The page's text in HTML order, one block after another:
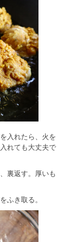
入れたら、火を
れても大丈夫で
裏返す。厚いも
ふき取る。